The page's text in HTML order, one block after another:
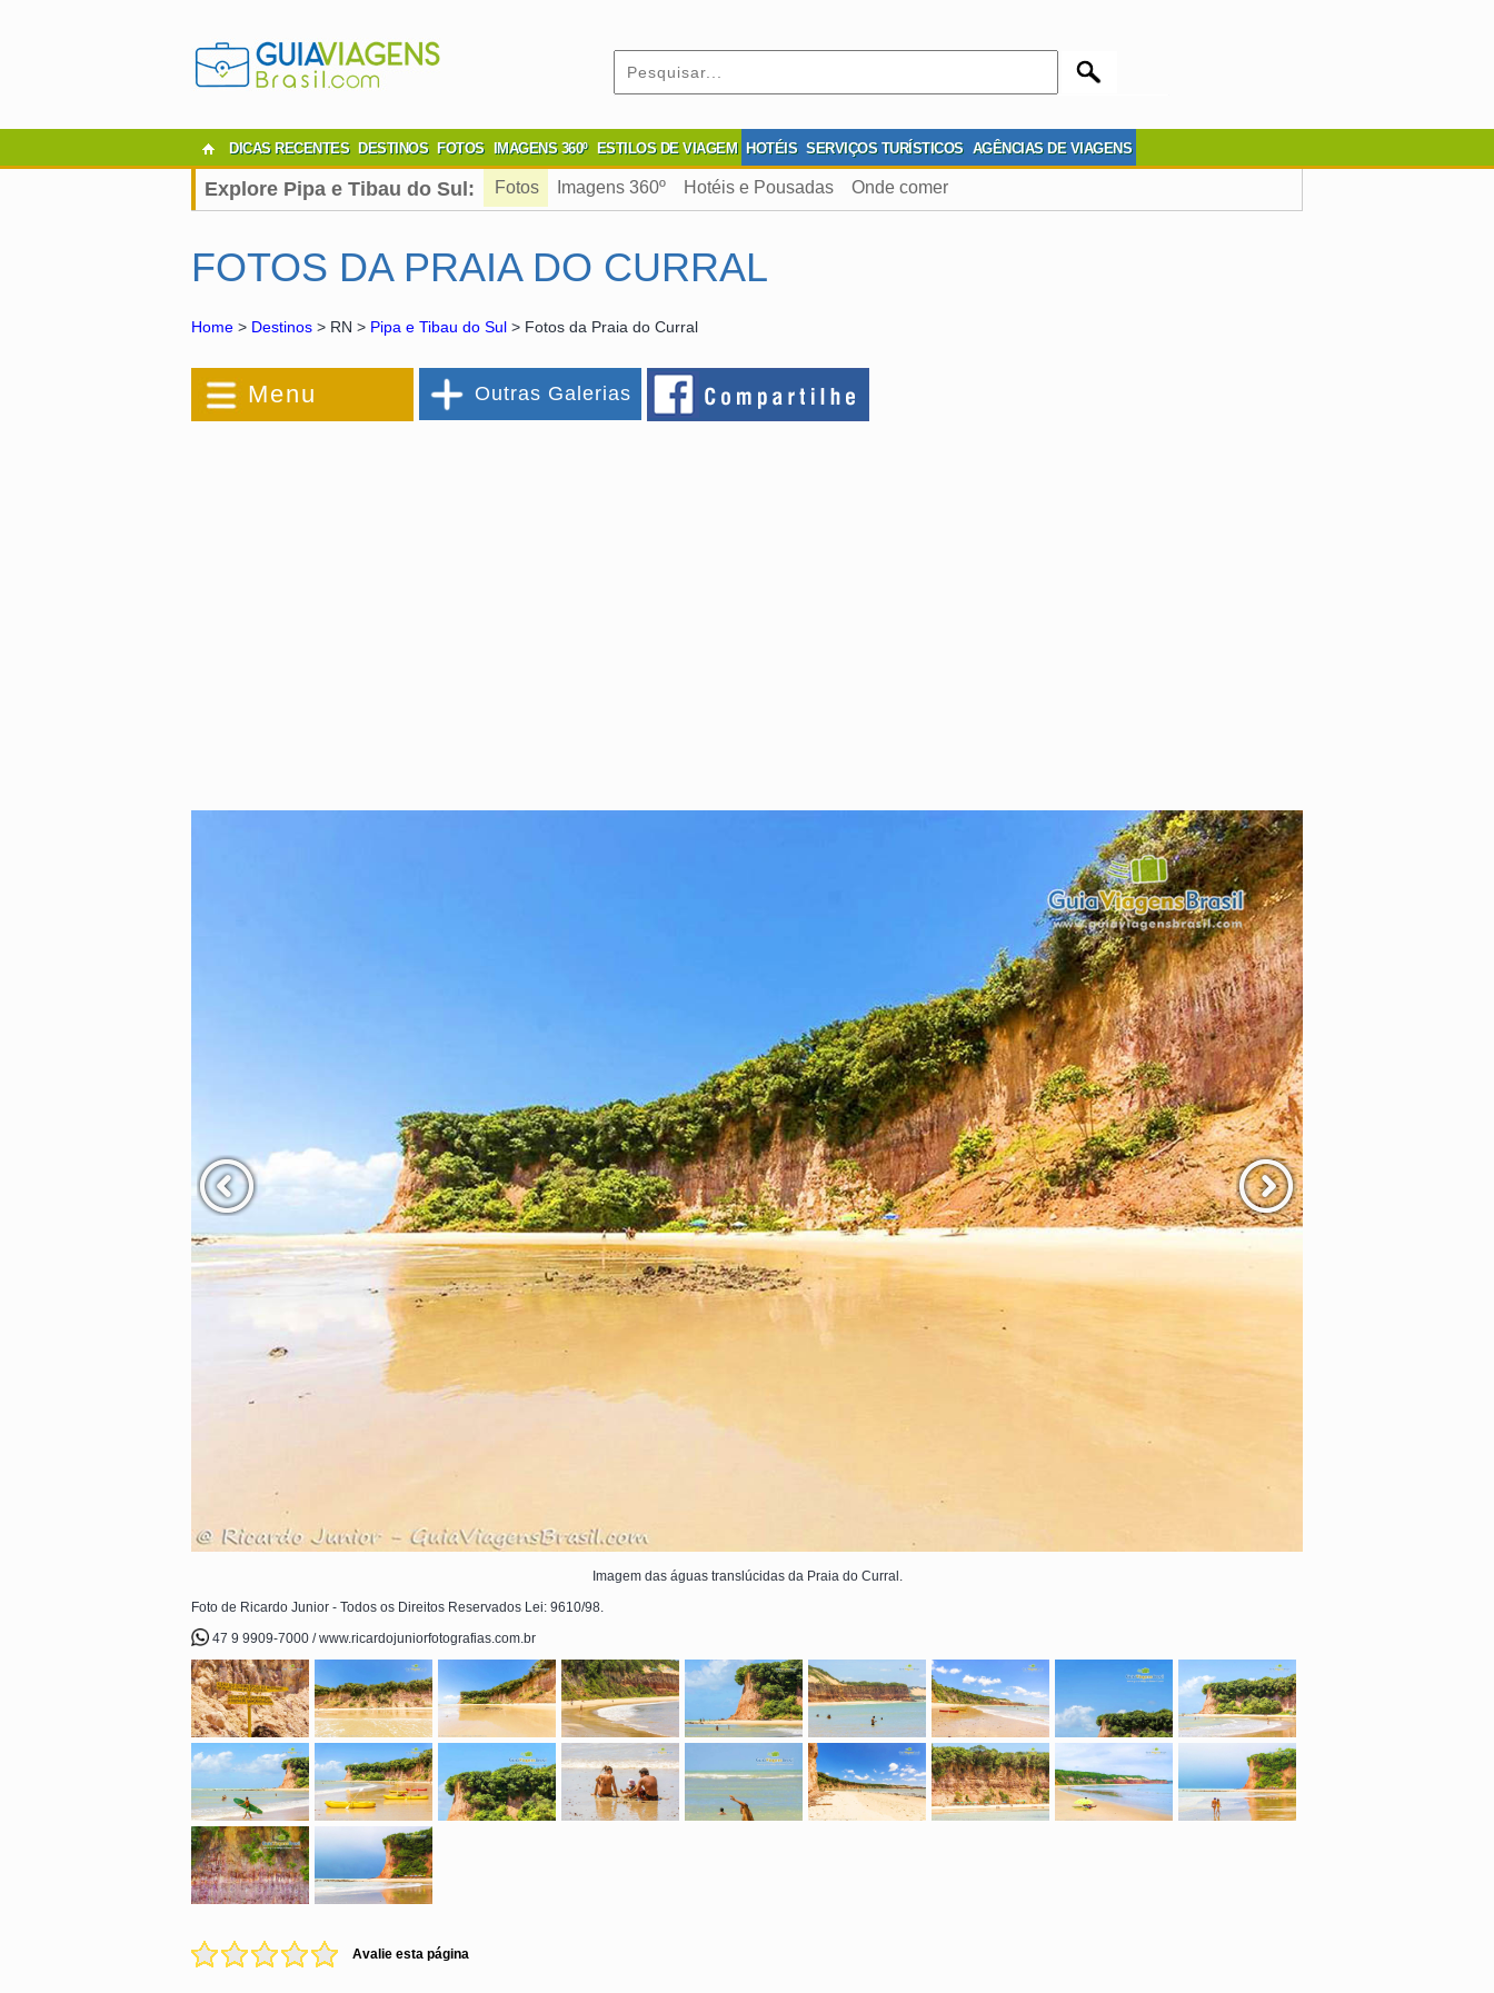
DICAS RECENTES DESTINOS FOTOS IMAGENS 360º ESTILOS DE VIAGEM HOTÉIS SERVIÇOS TURÍSTICOS AGÊNCIAS DE VIAGENS
Explore Pipa e Tibau do Sul: Fotos Imagens 360º Hotéis e Pousadas Onde comer
FOTOS DA PRAIA DO CURRAL
Home > Destinos > RN > Pipa e Tibau do Sul > Fotos da Praia do Curral
Menu Outras Galerias
Imagem das águas translúcidas da Praia do Curral.
Foto de Ricardo Junior - Todos os Direitos Reservados Lei: 9610/98.
47 9 9909-7000 / www.ricardojuniorfotografias.com.br
Avalie esta página